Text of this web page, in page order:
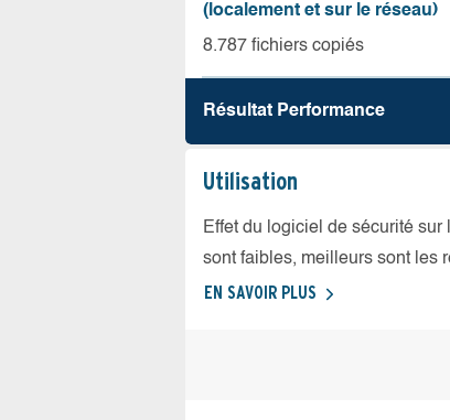
(localement et sur le réseau)
8.787 fichiers copiés
Résultat Performance
Utilisation
Effet du logiciel de sécurité sur
sont faibles, meilleurs sont les
EN SAVOIR PLUS